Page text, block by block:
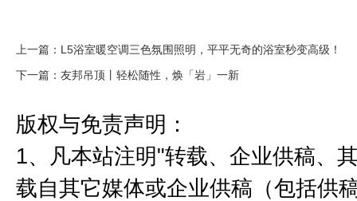
上一篇：L5浴室暖空调三色氛围照明，平平无奇的浴室秒变高级！
下一篇：友邦吊顶丨轻松随性，焕「岩」一新
版权与免责声明：
1、凡本站注明"转载、企业供稿、
载自其它媒体或企业供稿（包括供